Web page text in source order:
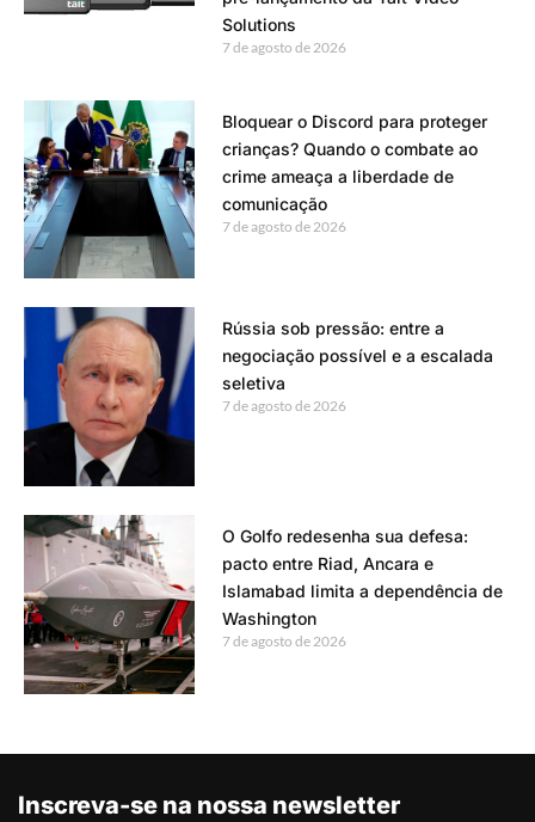
Solutions
7 de agosto de 2026
Bloquear o Discord para proteger
crianças? Quando o combate ao
crime ameaça a liberdade de
comunicação
7 de agosto de 2026
Rússia sob pressão: entre a
negociação possível e a escalada
seletiva
7 de agosto de 2026
O Golfo redesenha sua defesa:
pacto entre Riad, Ancara e
Islamabad limita a dependência de
Washington
7 de agosto de 2026
Inscreva-se na nossa newsletter